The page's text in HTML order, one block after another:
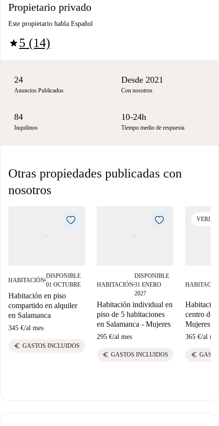
Propietario privado
Este propietario habla Español
star5 (14)
24
Anuncios Publicados
Desde 2021
Con nosotros
84
Inquilinos
10-24h
Tiempo medio de respuesta
Otras propiedades publicadas con
nosotros
HABITACIÓN■
DISPONIBLE
01 OCTUBRE
Habitación en piso
compartido en alquiler
en Salamanca
345 €/al mes
euro GASTOS INCLUIDOS
HABITACIÓN■
DISPONIBLE
31 ENERO
2027
Habitación individual en
piso de 5 habitaciones
en Salamanca - Mujeres
295 €/al mes
euro GASTOS INCLUIDOS
centro de
Mujeres
365 €/al
euro